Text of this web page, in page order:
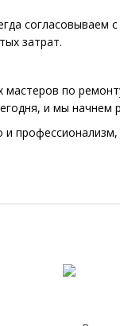
согласовываем
затрат.
мастеров по
и мы